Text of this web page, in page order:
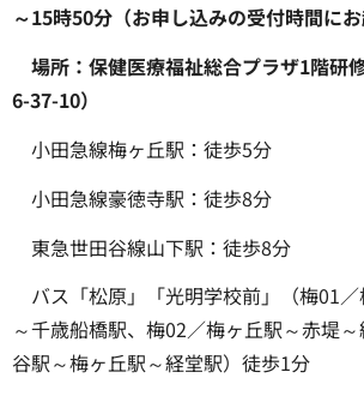
～15時50分（お申し込みの受付時間にお
場所：保健医療福祉総合プラザ1階研
6-37-10）
小田急線梅ヶ丘駅：徒歩5分
小田急線豪徳寺駅：徒歩8分
東急世田谷線山下駅：徒歩8分
バス「松原」「光明学校前」（梅01
～千歳船橋駅、梅02／梅ヶ丘駅～赤堤
谷駅～梅ヶ丘駅～経堂駅）徒歩1分